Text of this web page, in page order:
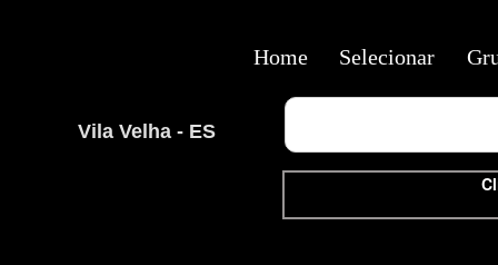
Vila Velha - ES
Home Selecionar